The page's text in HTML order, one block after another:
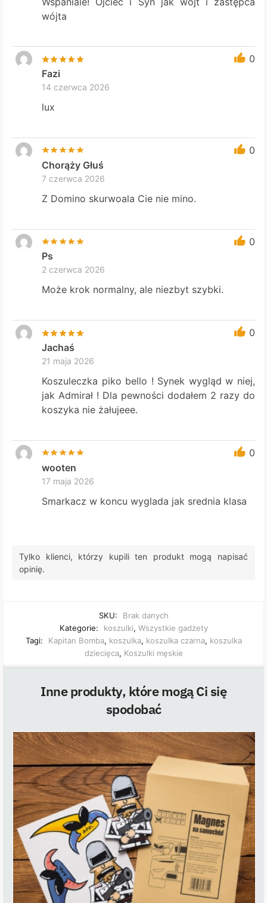
wójta
0
Fazi
14 czerwca 2026
lux
0
Chorąży Głuś
7 czerwca 2026
Z Domino skurwoala Cie nie mino.
0
Ps
2 czerwca 2026
Może krok normalny, ale niezbyt szybki.
0
Jachaś
21 maja 2026
Koszuleczka piko bello ! Synek wygląd w niej,
jak Admirał ! Dla pewności dodałem 2 razy do
koszyka nie żałujeee.
0
wooten
17 maja 2026
Smarkacz w koncu wyglada jak srednia klasa
Tylko klienci, którzy kupili ten produkt mogą napisać
opinię.
SKU:
Brak danych
Kategorie:
koszulki, Wszystkie gadżety
Tagi:
Kapitan Bomba, koszulka, koszulka czarna, koszulka
dziecięca, Koszulki męskie
Inne produkty, które mogą Ci się
spodobać